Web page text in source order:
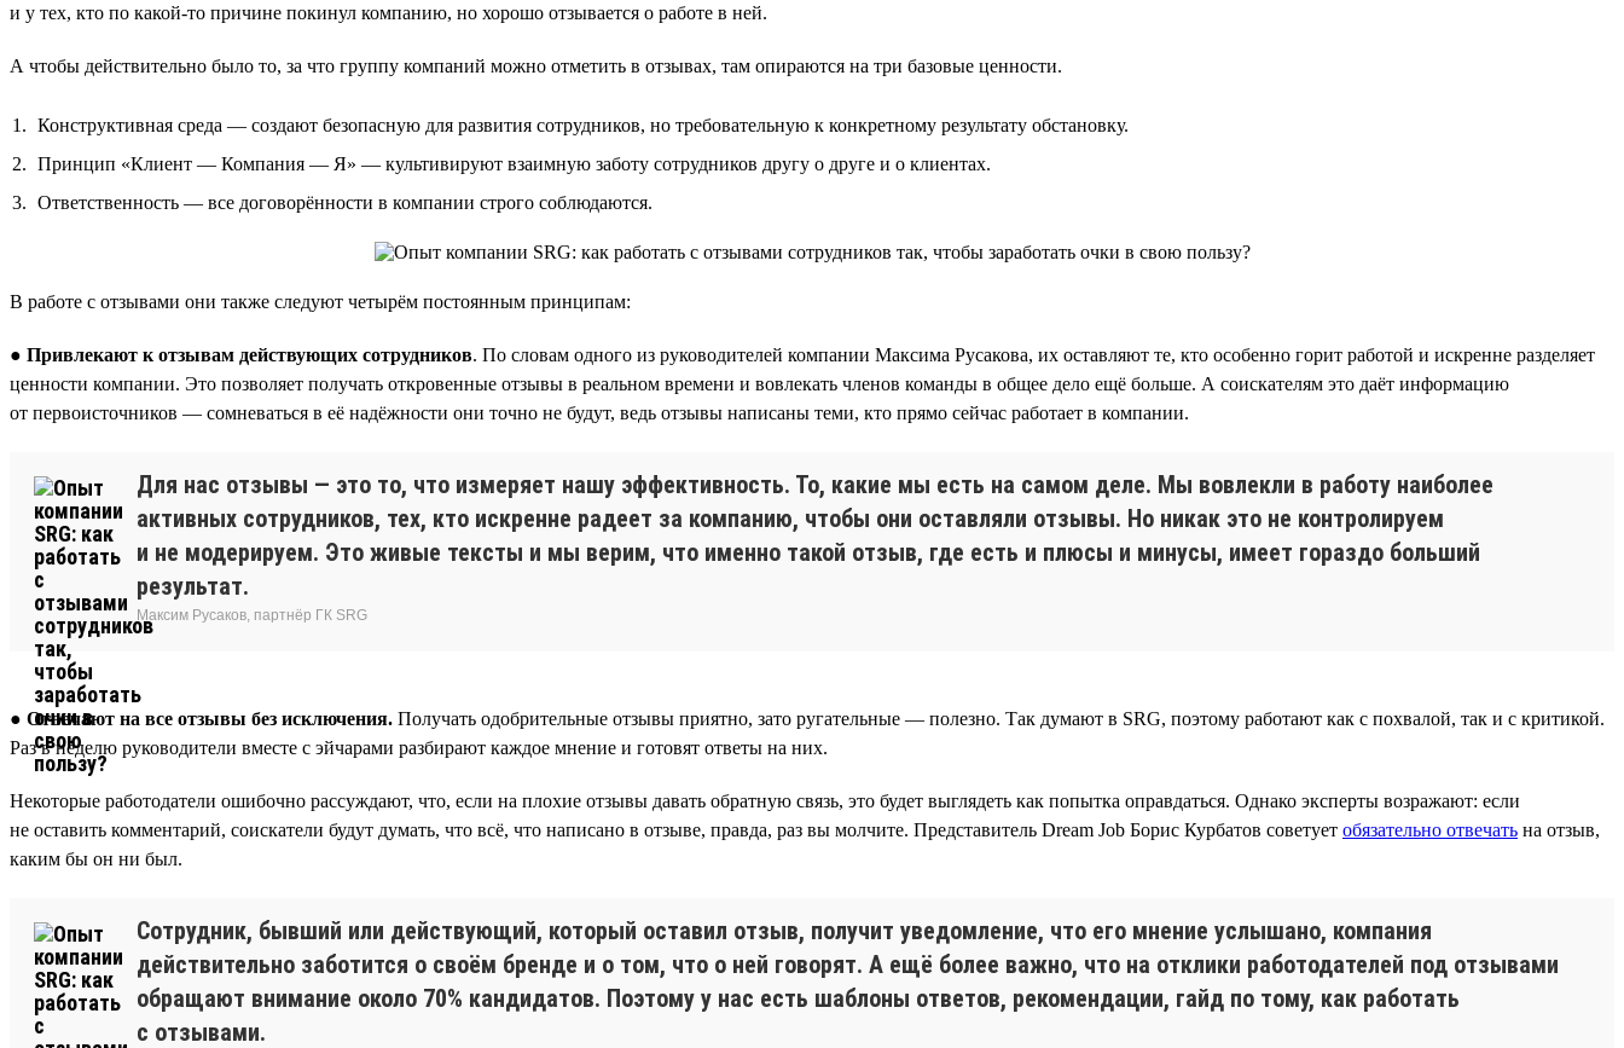
и у тех, кто по какой-то причине покинул компанию, но хорошо отзывается о работе в ней.
А чтобы действительно было то, за что группу компаний можно отметить в отзывах, там опираются на три базовые ценности.
Конструктивная среда — создают безопасную для развития сотрудников, но требовательную к конкретному результату обстановку.
Принцип «Клиент — Компания — Я» — культивируют взаимную заботу сотрудников другу о друге и о клиентах.
Ответственность — все договорённости в компании строго соблюдаются.
В работе с отзывами они также следуют четырём постоянным принципам:
● Привлекают к отзывам действующих сотрудников. По словам одного из руководителей компании Максима Русакова, их оставляют те, кто особенно горит работой и искренне разделяет
ценности компании. Это позволяет получать откровенные отзывы в реальном времени и вовлекать членов команды в общее дело ещё больше. А соискателям это даёт информацию
от первоисточников — сомневаться в её надёжности они точно не будут, ведь отзывы написаны теми, кто прямо сейчас работает в компании.
Для нас отзывы — это то, что измеряет нашу эффективность. То, какие мы есть на самом деле. Мы вовлекли в работу наиболее
активных сотрудников, тех, кто искренне радеет за компанию, чтобы они оставляли отзывы. Но никак это не контролируем
и не модерируем. Это живые тексты и мы верим, что именно такой отзыв, где есть и плюсы и минусы, имеет гораздо больший
результат.
Максим Русаков, партнёр ГК SRG
● Отвечают на все отзывы без исключения. Получать одобрительные отзывы приятно, зато ругательные — полезно. Так думают в SRG, поэтому работают как с похвалой, так и с критикой.
Раз в неделю руководители вместе с эйчарами разбирают каждое мнение и готовят ответы на них.
Некоторые работодатели ошибочно рассуждают, что, если на плохие отзывы давать обратную связь, это будет выглядеть как попытка оправдаться. Однако эксперты возражают: если
не оставить комментарий, соискатели будут думать, что всё, что написано в отзыве, правда, раз вы молчите. Представитель Dream Job Борис Курбатов советует обязательно отвечать на отзыв,
каким бы он ни был.
Сотрудник, бывший или действующий, который оставил отзыв, получит уведомление, что его мнение услышано, компания
действительно заботится о своём бренде и о том, что о ней говорят. А ещё более важно, что на отклики работодателей под отзывами
обращают внимание около 70% кандидатов. Поэтому у нас есть шаблоны ответов, рекомендации, гайд по тому, как работать
с отзывами.